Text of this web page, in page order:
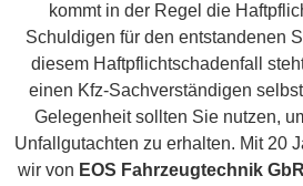
kommt in der Regel die
Schuldigen für den entstandenen
diesem Haftpflichtschadenfall
einen Kfz-Sachverständigen
Gelegenheit sollten Sie nutzen,
Unfallgutachten zu erhalten. Mit 20
wir von EOS Fahrzeugtechnik GbR